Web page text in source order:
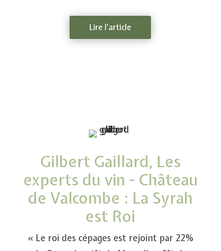
Lire l'article
Gilbert Gaillard, Les
experts du vin - Château
de Valcombe : La Syrah
est Roi
« Le roi des cépages est rejoint par 22%